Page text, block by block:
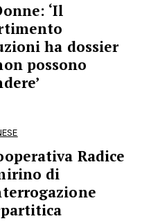
‘Il
ha dossier
possono
Radice
di